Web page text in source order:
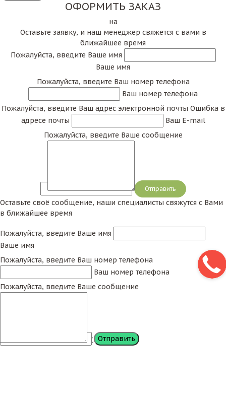
ОФОРМИТЬ ЗАКАЗ
на
Оставьте заявку, и наш менеджер свяжется с вами в
ближайшее время
Пожалуйста, введите Ваше имя
Ваше имя
Пожалуйста, введите Ваш номер телефона
Ваш номер телефона
Пожалуйста, введите Ваш адрес электронной почты Ошибка в
адресе почты
Ваш E-mail
Пожалуйста, введите Ваше сообщение
Сообщение
Оставьте своё сообщение, наши специалисты свяжутся с Вами
в ближайшее время
Пожалуйста, введите Ваше имя
Ваше имя
Пожалуйста, введите Ваш номер телефона
Ваш номер телефона
Пожалуйста, введите Ваше сообщение
Сообщение